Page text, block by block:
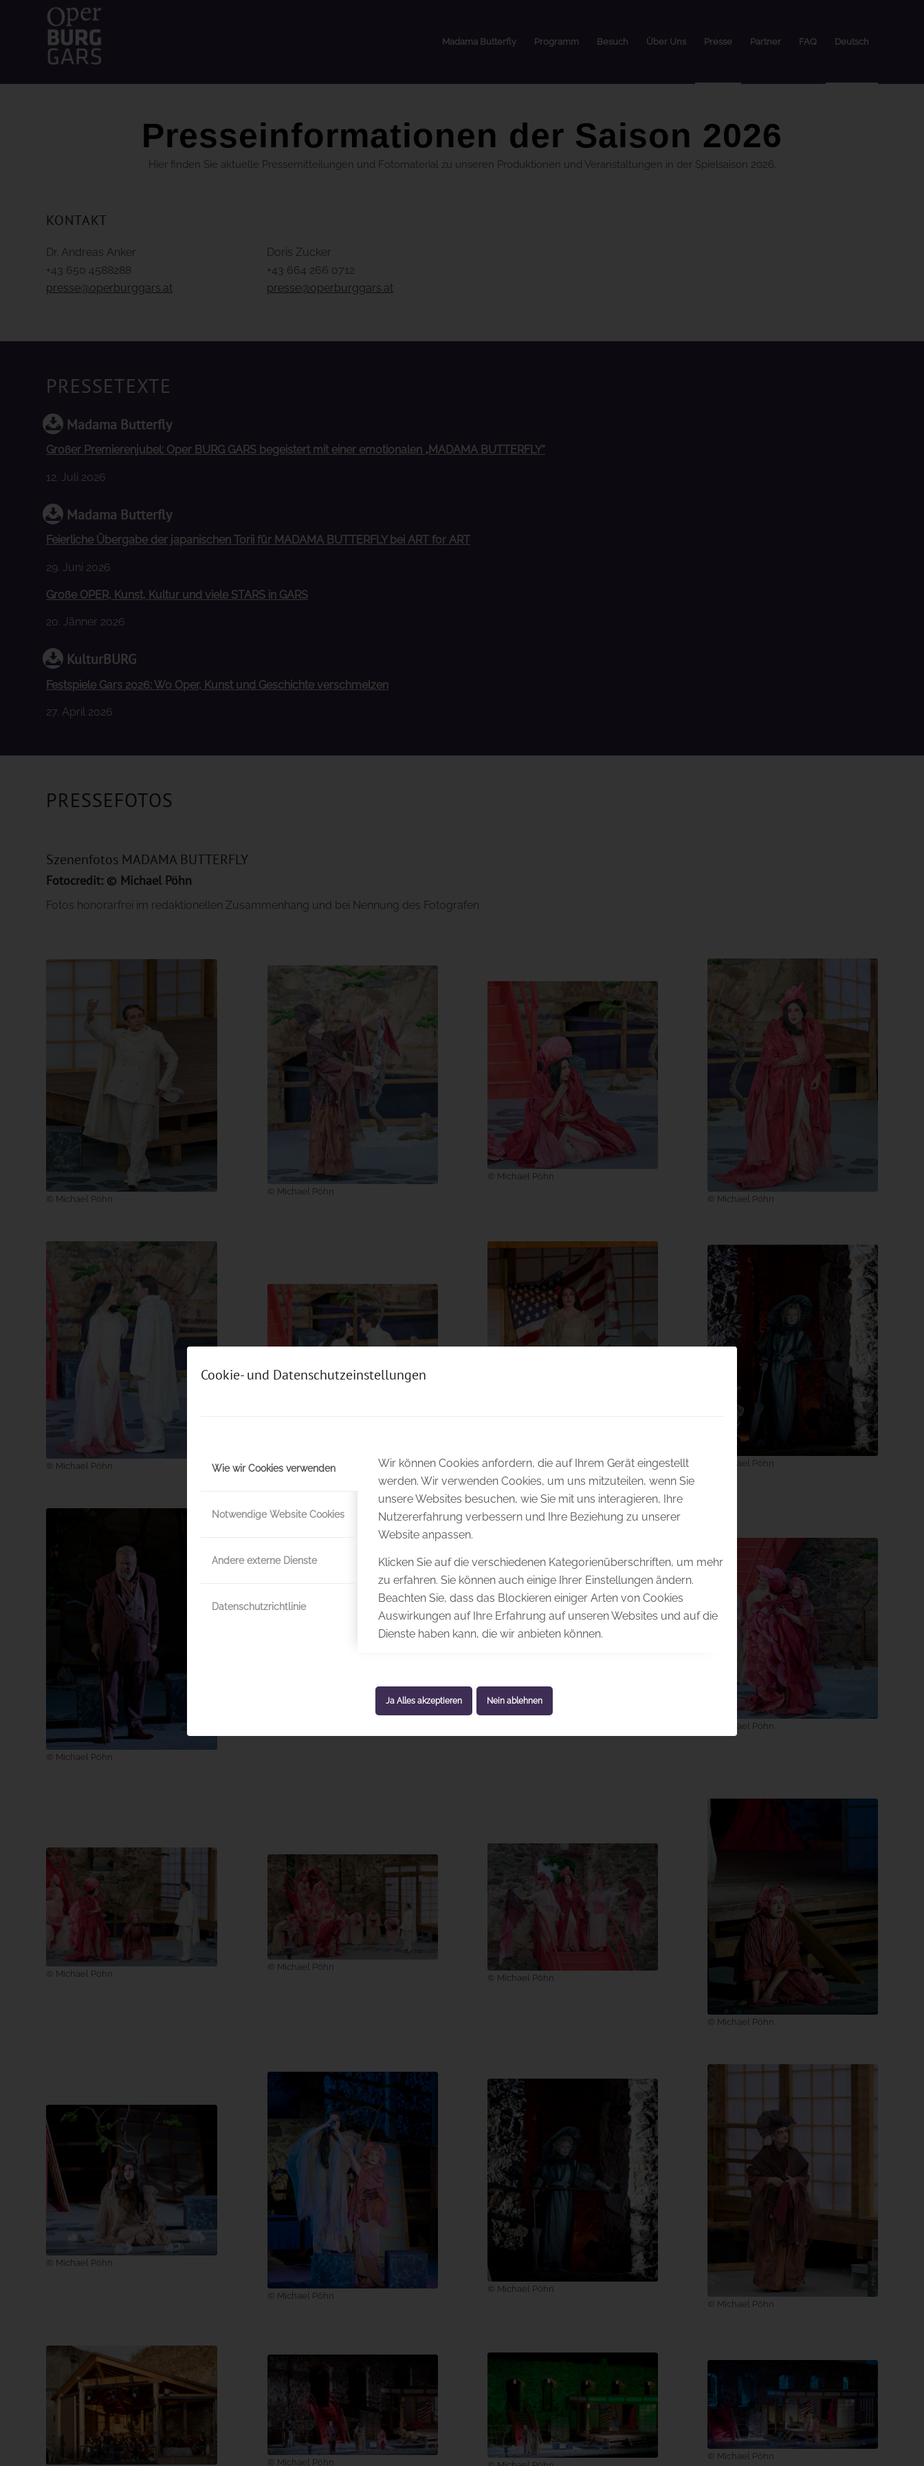
Cookie- und Datenschutzeinstellungen
Wie wir Cookies verwenden
Notwendige Website Cookies
Andere externe Dienste
Datenschutzrichtlinie
Wir können Cookies anfordern, die auf Ihrem Gerät eingestellt
werden. Wir verwenden Cookies, um uns mitzuteilen, wenn Sie
unsere Websites besuchen, wie Sie mit uns interagieren, Ihre
Nutzererfahrung verbessern und Ihre Beziehung zu unserer
Website anpassen.
Klicken Sie auf die verschiedenen Kategorienüberschriften, um mehr
zu erfahren. Sie können auch einige Ihrer Einstellungen ändern.
Beachten Sie, dass das Blockieren einiger Arten von Cookies
Auswirkungen auf Ihre Erfahrung auf unseren Websites und auf die
Dienste haben kann, die wir anbieten können.
Ja Alles akzeptieren Nein ablehnen
Madama Butterfly Programm Besuch Über Uns Presse Partner FAQ Deutsch
Presseinformationen der Saison 2026
Hier finden Sie aktuelle Pressemitteilungen und Fotomaterial zu unseren Produktionen und Veranstaltungen in der Spielsaison 2026.
KONTAKT
Dr. Andreas Anker
+43 650 4588288
presse@operburggars.at
Doris Zucker
+43 664 266 0712
presse@operburggars.at
PRESSETEXTE
Madama Butterfly
Großer Premierenjubel: Oper BURG GARS begeistert mit einer emotionalen „MADAMA BUTTERFLY“
12. Juli 2026
Madama Butterfly
Feierliche Übergabe der japanischen Torii für MADAMA BUTTERFLY bei ART for ART
29. Juni 2026
Große OPER, Kunst, Kultur und viele STARS in GARS
20. Jänner 2026
KulturBURG
Festspiele Gars 2026: Wo Oper, Kunst und Geschichte verschmelzen
27. April 2026
PRESSEFOTOS
Szenenfotos MADAMA BUTTERFLY
Fotocredit: © Michael Pöhn
Fotos honorarfrei im redaktionellen Zusammenhang und bei Nennung des Fotografen
© Michael Pöhn
© Michael Pöhn
© Michael Pöhn
© Michael Pöhn
© Michael Pöhn © Michael Pöhn © Michael Pöhn
© Michael Pöhn
© Michael Pöhn
© Michael Pöhn
© Michael Pöhn
© Michael Pöhn
© Michael Pöhn
© Michael Pöhn
© Michael Pöhn
© Michael Pöhn
© Michael Pöhn
© Michael Pöhn
© Michael Pöhn